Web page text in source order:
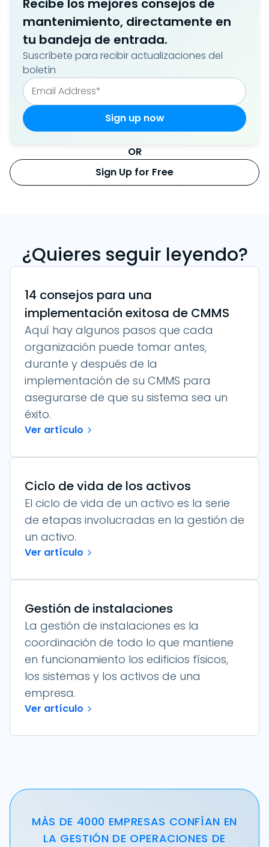
Recibe los mejores consejos de
mantenimiento, directamente en
tu bandeja de entrada.
Suscríbete para recibir actualizaciones del
boletín
OR
Sign Up for Free
¿Quieres seguir leyendo?
14 consejos para una
implementación exitosa de CMMS
Aquí hay algunos pasos que cada
organización puede tomar antes,
durante y después de la
implementación de su CMMS para
asegurarse de que su sistema sea un
éxito.
Ver artículo
Ciclo de vida de los activos
El ciclo de vida de un activo es la serie
de etapas involucradas en la gestión de
un activo.
Ver artículo
Gestión de instalaciones
La gestión de instalaciones es la
coordinación de todo lo que mantiene
en funcionamiento los edificios físicos,
los sistemas y los activos de una
empresa.
Ver artículo
MÁS DE 4000 EMPRESAS CONFÍAN EN
LA GESTIÓN DE OPERACIONES DE